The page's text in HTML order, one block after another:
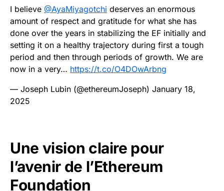
I believe @AyaMiyagotchi deserves an enormous
amount of respect and gratitude for what she has
done over the years in stabilizing the EF initially and
setting it on a healthy trajectory during first a tough
period and then through periods of growth. We are
now in a very… https://t.co/O4DOwArbng
— Joseph Lubin (@ethereumJoseph) January 18,
2025
Une vision claire pour
l’avenir de l’Ethereum
Foundation